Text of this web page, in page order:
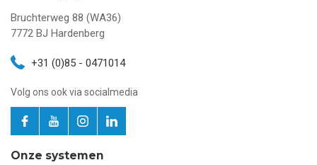
Bruchterweg 88 (WA36)
7772 BJ Hardenberg
+31 (0)85 - 0471014
Volg ons ook via socialmedia
Onze systemen